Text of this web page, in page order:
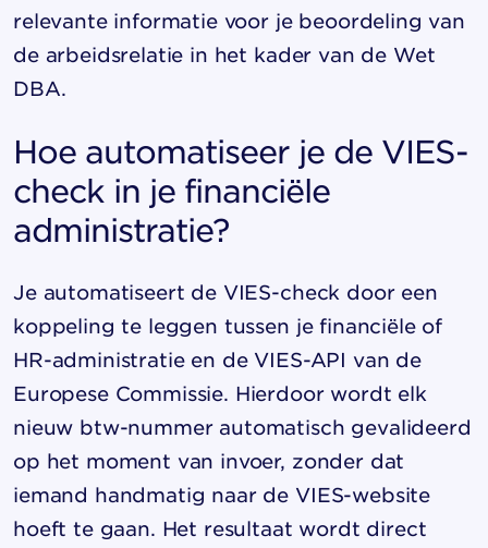
relevante informatie voor je beoordeling van
de arbeidsrelatie in het kader van de Wet
DBA.
Hoe automatiseer je de VIES-
check in je financiële
administratie?
Je automatiseert de VIES-check door een
koppeling te leggen tussen je financiële of
HR-administratie en de VIES-API van de
Europese Commissie. Hierdoor wordt elk
nieuw btw-nummer automatisch gevalideerd
op het moment van invoer, zonder dat
iemand handmatig naar de VIES-website
hoeft te gaan. Het resultaat wordt direct